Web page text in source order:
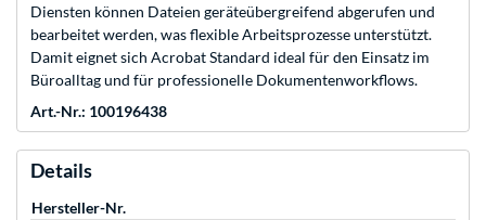
Diensten können Dateien geräteübergreifend abgerufen und
bearbeitet werden, was flexible Arbeitsprozesse unterstützt.
Damit eignet sich Acrobat Standard ideal für den Einsatz im
Büroalltag und für professionelle Dokumentenworkflows.
Art.-Nr.: 100196438
Details
Hersteller-Nr.